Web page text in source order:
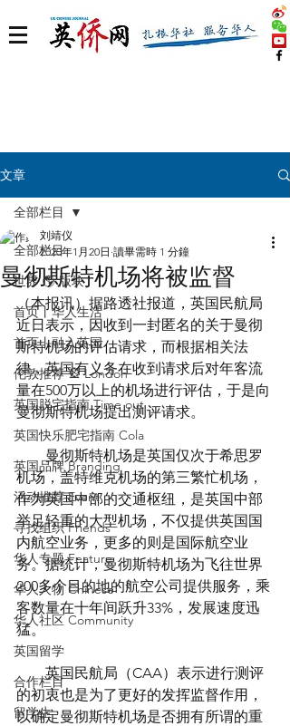
文章
全部栏目
世界 🌎 版块
首页丨华人生活
首页丨融入英国
伦敦推荐 🎡 London
英国脱宅指南 Time out
英国快乐肥宅指南 Cola
英国品牌 Branding
活动推荐 Event
寻找组织 Friends
华人专题 Feature
华人人物 Chinese
华人社区 Community
英国留学
合作栏目
留学生
全部栏目
曼彻斯特机场将被监督
刘靖仪
2020年1月20日 讀畢需時 1 分鐘
（本报讯）据路透社报道，英国民航局
近日表示，因收到一封匿名的关于曼彻
斯特机场的评估请求，而根据相关法
律，英国有义务在收到请求后对年客流
量在500万以上的机场进行评估，于是向
曼彻斯特机场提出测评请求。
        曼彻斯特机场是英国仅次于希思罗
机场，盖特维克机场的第三繁忙机场，
作为英国中部的交通枢纽，是英国中部
举足轻重的大型机场，不仅提供英国国
内航空业务，更多的则是国际航空业
务。据统计，曼彻斯特机场为飞往世界
200多个目的地的航空公司提供服务，乘
客数量在十年间跃升33%，发展速度迅
猛。
        英国民航局（CAA）表示进行测评
的初衷也是为了更好的发挥监督作用，
以确定曼彻斯特机场是否拥有所谓的重